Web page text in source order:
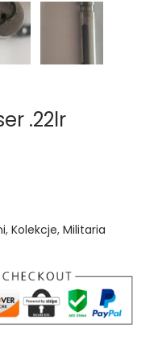
.22lr
, Kolekcje, Militaria